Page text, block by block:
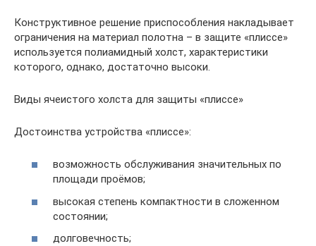
Конструктивное решение приспособления накладывает
ограничения на материал полотна – в защите «плиссе»
используется полиамидный холст, характеристики
которого, однако, достаточно высоки.
Виды ячеистого холста для защиты «плиссе»
Достоинства устройства «плиссе»:
возможность обслуживания значительных по
площади проёмов;
высокая степень компактности в сложенном
состоянии;
долговечность;